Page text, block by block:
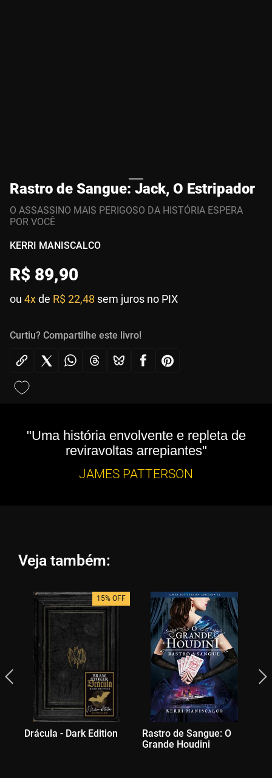
Rastro de Sangue: Jack, O Estripador
O ASSASSINO MAIS PERIGOSO DA HISTÓRIA ESPERA
POR VOCÊ
KERRI MANISCALCO
R$ 89,90
ou 4xde R$ 22,48 sem juros no PIX
Curtiu? Compartilhe este livro!
"Uma história envolvente e repleta de
reviravoltas arrepiantes"
JAMES PATTERSON
Veja também:
15% OFF
Drácula - Dark Edition
Rastro de Sangue: O
Grande Houdini